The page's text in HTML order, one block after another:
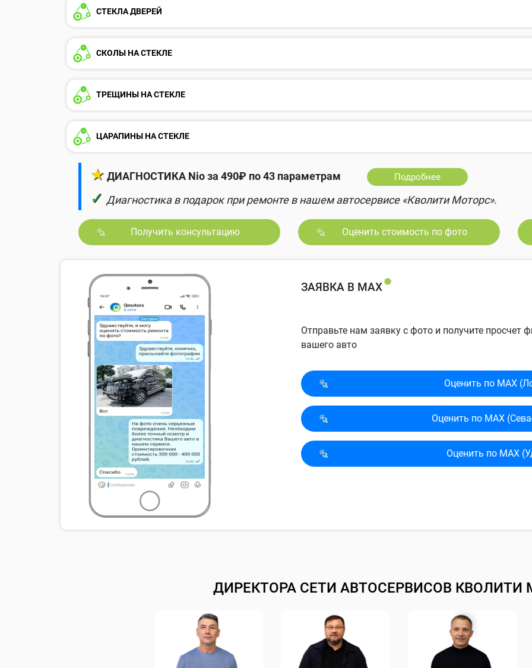
СТЕКЛА ДВЕРЕЙ
СКОЛЫ НА СТЕКЛЕ
ТРЕЩИНЫ НА СТЕКЛЕ
ЦАРАПИНЫ НА СТЕКЛЕ
★ ДИАГНОСТИКА Nio за 490₽ по 43 параметрам Подробнее
✓ Диагностика в подарок при ремонте в нашем автосервисе «Кволити Моторс».
Получить консультацию Оценить стоимость по фото
ЗАЯВКА В MAX
Отправьте нам заявку с фото и получите просчет
вашего авто
Оценить по MAX
Оценить по MAX
Оценить по MAX
ДИРЕКТОРА СЕТИ АВТОСЕРВИСОВ КВОЛИТИ